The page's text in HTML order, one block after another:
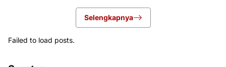
Selengkapnya
Failed to load posts.